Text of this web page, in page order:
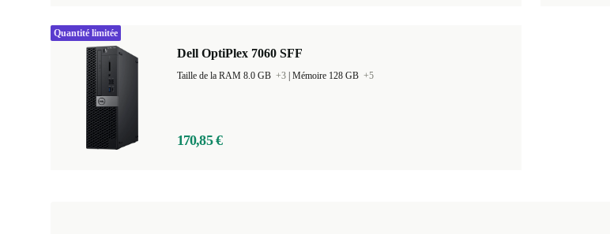
Dell OptiPlex 7060 SFF
Taille de la RAM 8.0 GB +3 Mémoire 128 GB +5
170,85 €
Quantité limitée